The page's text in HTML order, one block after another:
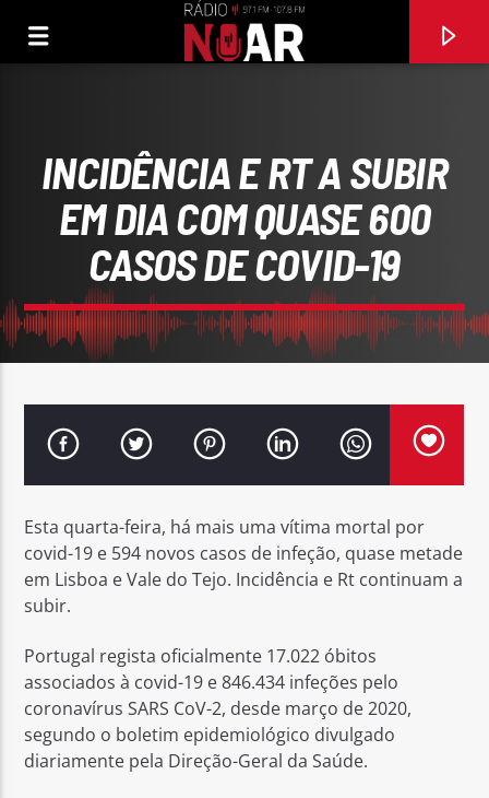
97.1FM E 107.8 FM
Rádio No ar
INCIDÊNCIA E RT A SUBIR
EM DIA COM QUASE 600
CASOS DE COVID-19
Esta quarta-feira, há mais uma vítima mortal por
covid-19 e 594 novos casos de infeção, quase metade
em Lisboa e Vale do Tejo. Incidência e Rt continuam a
subir.
Portugal regista oficialmente 17.022 óbitos
associados à covid-19 e 846.434 infeções pelo
coronavírus SARS CoV-2, desde março de 2020,
segundo o boletim epidemiológico divulgado
diariamente pela Direção-Geral da Saúde.